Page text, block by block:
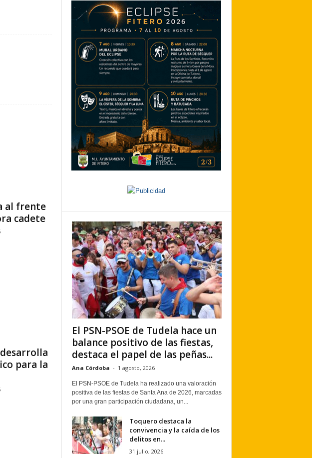
al frente
cadete
para la
El PSN-PSOE de Tudela hace un
balance positivo de las fiestas,
destaca el papel de las peñas...
Ana Córdoba - 1 agosto, 2026
El PSN-PSOE de Tudela ha realizado una valoración
positiva de las fiestas de Santa Ana de 2026, marcadas
por una gran participación ciudadana, un...
Toquero destaca la
convivencia y la caída de los
delitos en...
31 julio, 2026